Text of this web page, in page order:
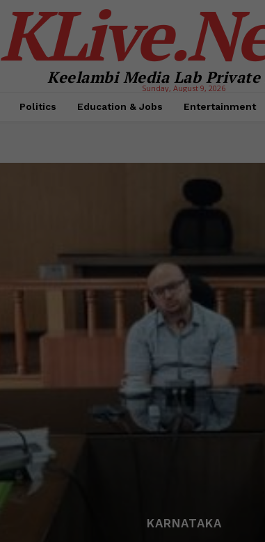
Keelambi Media Lab
Sunday, August 9, 2026
Politics Education & Jobs Entertainment
KARNATAKA